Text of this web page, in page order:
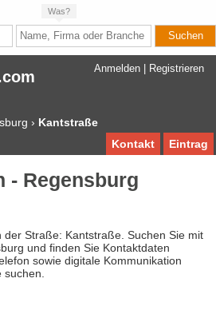
Was?
Anmelden Registrieren
› Kantstraße
Eintrag
Kontakt
- Regensburg
der Straße: Kantstraße. Suchen Sie mit
und finden Sie Kontaktdaten
sowie digitale Kommunikation